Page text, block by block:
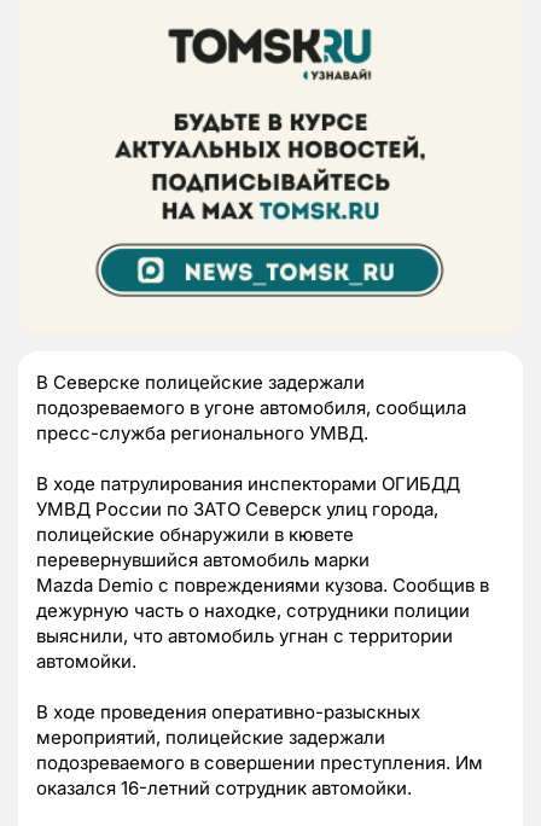
В Северске полицейские задержали
подозреваемого в угоне автомобиля, сообщила
пресс-служба регионального УМВД.
В ходе патрулирования инспекторами ОГИБДД
УМВД России по ЗАТО Северск улиц города,
полицейские обнаружили в кювете
перевернувшийся автомобиль марки
Mazda Demio с повреждениями кузова. Сообщив в
дежурную часть о находке, сотрудники полиции
выяснили, что автомобиль угнан с территории
автомойки.
В ходе проведения оперативно-разыскных
мероприятий, полицейские задержали
подозреваемого в совершении преступления. Им
оказался 16-летний сотрудник автомойки.